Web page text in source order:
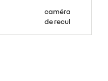
caméra
de recul